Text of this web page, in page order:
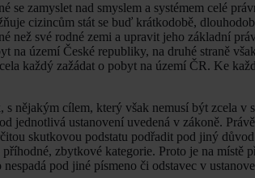
se zamyslet nad smyslem a systémem celé
cizincům stát se buď krátkodobě,
než své rodné zemi a upravit jeho základní
na území České republiky, na druhé straně
každý zažádat o pobyt na území ČR. Ke
nějakým cílem, který však nemusí být zcela v
jednotlivá ustanovení uvedená v zákoně.
skutkovou podstatu podřadit pod jiný
zbytkové kategorie. Proto je na místě
pod jiné písmeno či odstavec v